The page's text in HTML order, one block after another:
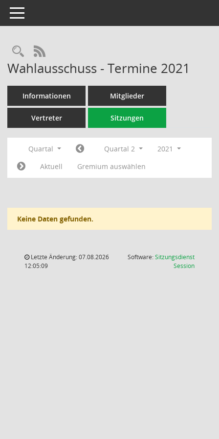
Toggle navigation
Rechercheauswahl
RSS-Feed
Wahlausschuss - Termine 2021
Informationen Mitglieder
Vertreter Sitzungen
Quartal Quartal 2
2021
Aktuell
Gremium auswählen
Keine Daten gefunden.
Letzte Änderung: 07.08.2026
12:05:09
Software:Sitzungsdienst
Session(Wird in